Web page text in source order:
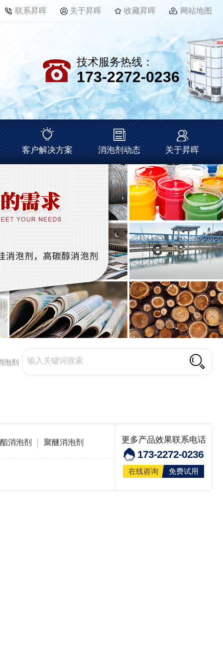
联系昇晖 关于昇晖 收藏昇晖 网站地图
技术服务热线：
173-2272-0236
客户解决方案 消泡剂动态 关于昇晖
泡剂
消泡剂 聚醚消泡剂 更多产品效果联系电话
173-2272-0236
在线咨询 免费试用